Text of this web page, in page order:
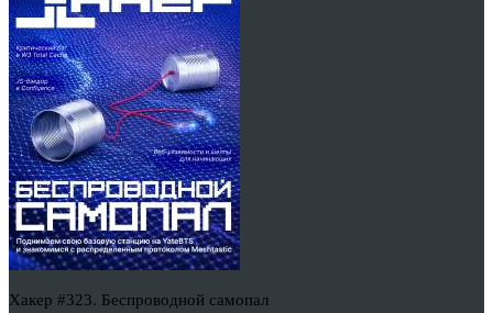
Хакер #323. Беспроводной самопал